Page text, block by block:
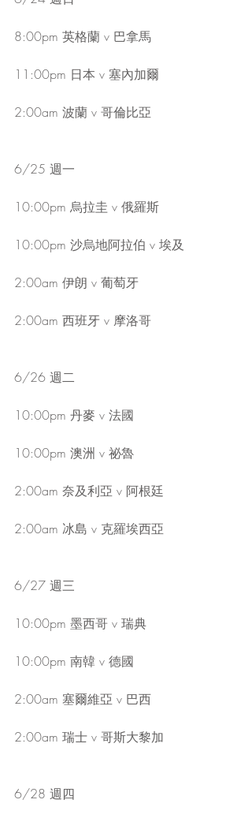
8:00pm 英格蘭 v 巴拿馬
11:00pm 日本 v 塞內加爾
2:00am 波蘭 v 哥倫比亞
6/25 週一
10:00pm 烏拉圭 v 俄羅斯
10:00pm 沙烏地阿拉伯 v 埃及
2:00am 伊朗 v 葡萄牙
2:00am 西班牙 v 摩洛哥
6/26 週二
10:00pm 丹麥 v 法國
10:00pm 澳洲 v 祕魯
2:00am 奈及利亞 v 阿根廷
2:00am 冰島 v 克羅埃西亞
6/27 週三
10:00pm 墨西哥 v 瑞典
10:00pm 南韓 v 德國
2:00am 塞爾維亞 v 巴西
2:00am 瑞士 v 哥斯大黎加
6/28 週四